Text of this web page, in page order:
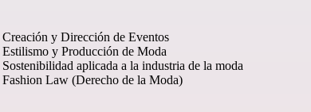
y Dirección de Eventos
y Producción de Moda
aplicada a la industria de la moda
Law (Derecho de la Moda)